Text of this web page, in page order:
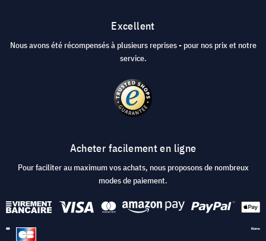
Excellent
Nous avons été récompensés à plusieurs reprises - pour nos prix et notre
service.
Acheter facilement en ligne
Pour faciliter au maximum vos achats, nous proposons de nombreux
modes de paiement.